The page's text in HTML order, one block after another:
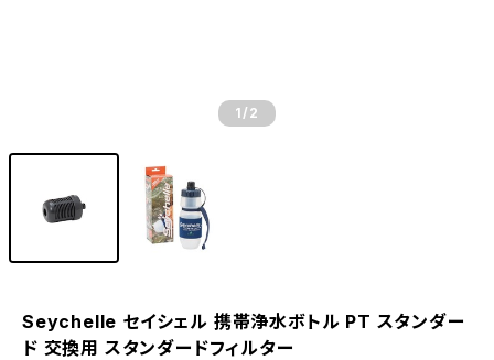
1 /2
Seychelle セイシェル 携帯浄水ボトル PT スタンダー
ド 交換用 スタンダードフィルター